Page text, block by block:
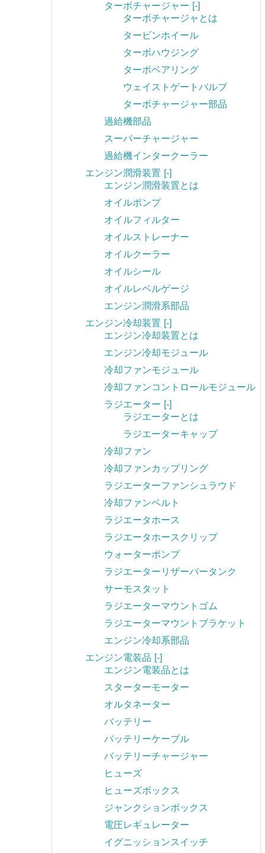
ターボチャージャー [-]
ターボチャージャとは
タービンホイール
ターボハウジング
ターボベアリング
ウェイストゲートバルブ
ターボチャージャー部品
過給機部品
スーパーチャージャー
過給機インタークーラー
エンジン潤滑装置 [-]
エンジン潤滑装置とは
オイルポンプ
オイルフィルター
オイルストレーナー
オイルクーラー
オイルシール
オイルレベルゲージ
エンジン潤滑系部品
エンジン冷却装置 [-]
エンジン冷却装置とは
エンジン冷却モジュール
冷却ファンモジュール
冷却ファンコントロールモジュール
ラジエーター [-]
ラジエーターとは
ラジエーターキャップ
冷却ファン
冷却ファンカップリング
ラジエーターファンシュラウド
冷却ファンベルト
ラジエータホース
ラジエータホースクリップ
ウォーターポンプ
ラジエーターリザーバータンク
サーモスタット
ラジエーターマウントゴム
ラジエーターマウントブラケット
エンジン冷却系部品
エンジン電装品 [-]
エンジン電装品とは
スターターモーター
オルタネーター
バッテリー
バッテリーケーブル
バッテリーチャージャー
ヒューズ
ヒューズボックス
ジャンクションボックス
電圧レギュレーター
イグニッションスイッチ